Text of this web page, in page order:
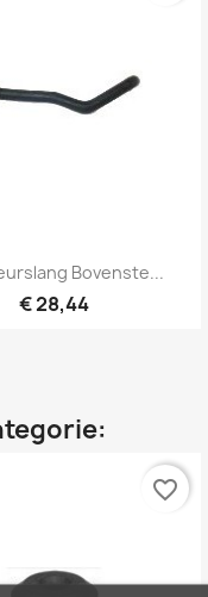
Snel bekijken
Bovenste...
€ 28,44
favorite_border